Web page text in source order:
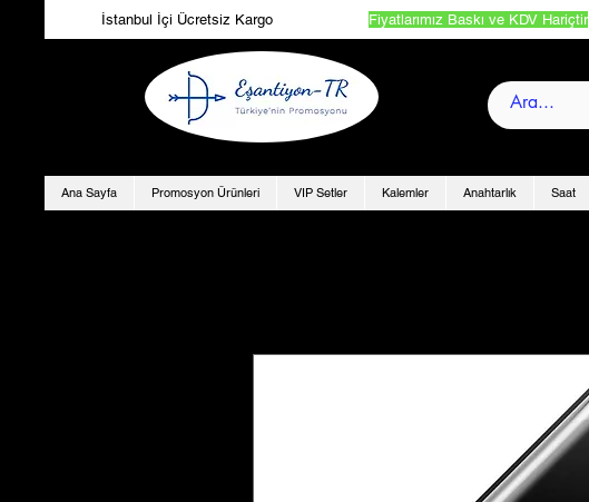
İstanbul İçi Ücretsiz Kargo Fiyatlarımız Baskı ve KDV Hariçtir
Ana Sayfa Promosyon Ürünleri VIP Setler Kalemler Anahtarlık Saat